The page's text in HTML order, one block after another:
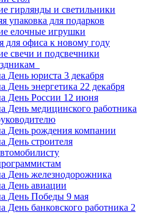
гирлянды и светильники
упаковка для подарков
елочные игрушки
для офиса к новому году
свечи и подсвечники
День юриста 3 декабря
День энергетика 22 декабря
День России 12 июня
День медицинского работника
День рождения компании
День строителя
День железнодорожника
День авиации
День Победы 9 мая
День банковского работника 2